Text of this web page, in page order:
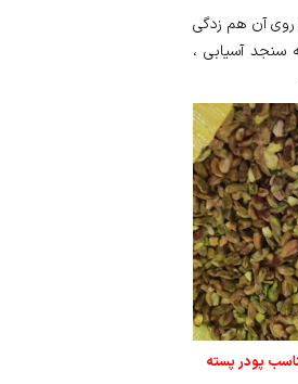
روی آن هم زدگی
آسیابی ،
پودر پسته